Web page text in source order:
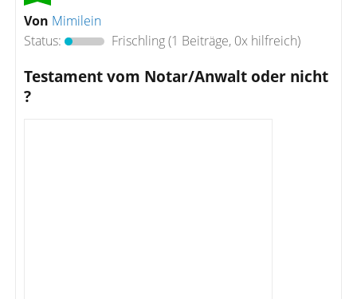
Von Mimilein
Status:
Frischling(1 Beiträge, 0x hilfreich)
Testament vom Notar/Anwalt oder nicht
?